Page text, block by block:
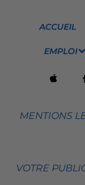
ACCUEIL
EMPLOI
MENTIONS
VOTRE